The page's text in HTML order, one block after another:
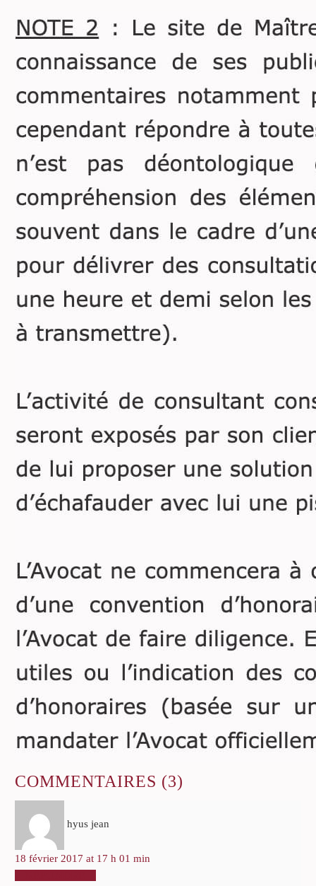
COMMENTAIRES (3)
hyus jean
18 février 2017 at 17 h 01 min